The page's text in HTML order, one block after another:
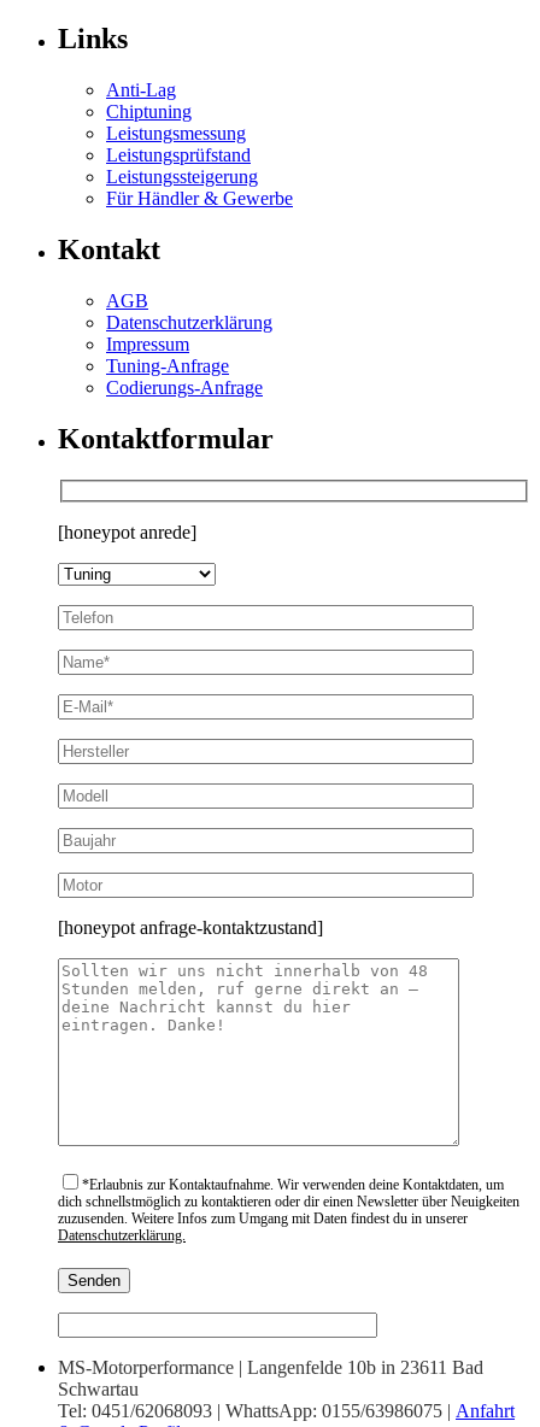
Links
Anti-Lag
Chiptuning
Leistungsmessung
Leistungsprüfstand
Leistungssteigerung
Für Händler & Gewerbe
Kontakt
AGB
Datenschutzerklärung
Impressum
Tuning-Anfrage
Codierungs-Anfrage
Kontaktformular
[honeypot anrede]
[honeypot anfrage-kontaktzustand]
*Erlaubnis zur Kontaktaufnahme. Wir verwenden deine Kontaktdaten, um
dich schnellstmöglich zu kontaktieren oder dir einen Newsletter über Neuigkeiten
zuzusenden. Weitere Infos zum Umgang mit Daten findest du in unserer
Datenschutzerklärung.
MS-Motorperformance | Langenfelde 10b in 23611 Bad
Schwartau
Tel: 0451/62068093 | WhattsApp: 0155/63986075 | Anfahrt